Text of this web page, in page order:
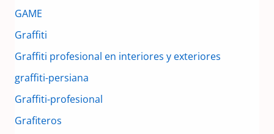
GAME
Graffiti
Graffiti profesional en interiores y exteriores
graffiti-persiana
Graffiti-profesional
Grafiteros